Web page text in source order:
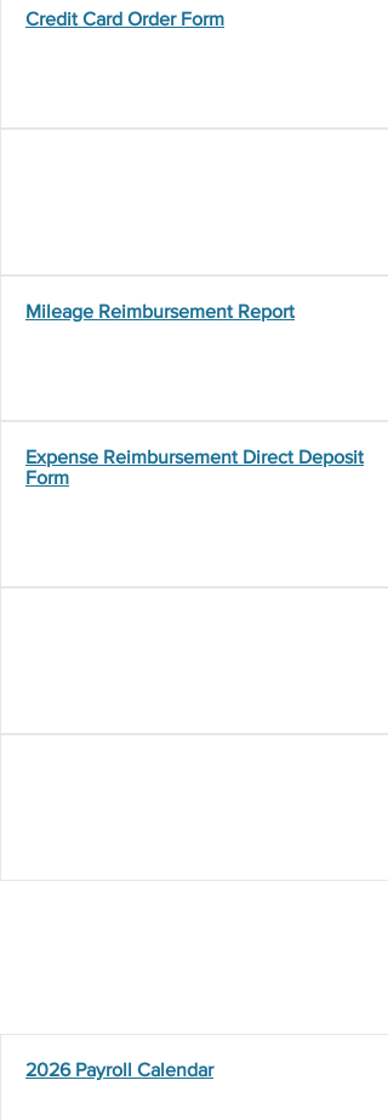
Credit Card Order Form
Mileage Reimbursement Report
Expense Reimbursement Direct Deposit
Form
2026 Payroll Calendar